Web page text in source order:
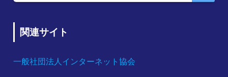
関連サイト
一般社団法人インターネット協会